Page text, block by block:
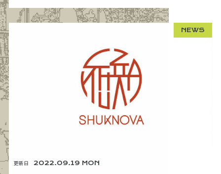
更新日 2022.09.19 MON
NEWS